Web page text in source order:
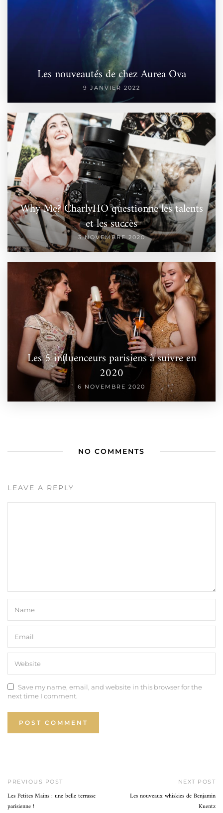
Les nouveautés de chez Aurea Ova
9 JANVIER 2022
Why Me? CharlyHO questionne les talents
et les succès
3 NOVEMBRE 2020
Les 5 influenceurs parisiens à suivre en
2020
6 NOVEMBRE 2020
NO COMMENTS
LEAVE A REPLY
Save my name, email, and website in this browser for the
next time I comment.
PREVIOUS POST
Les Petites Mains : une belle terrasse
parisienne !
NEXT POST
Les nouveaux whiskies de Benjamin
Kuentz